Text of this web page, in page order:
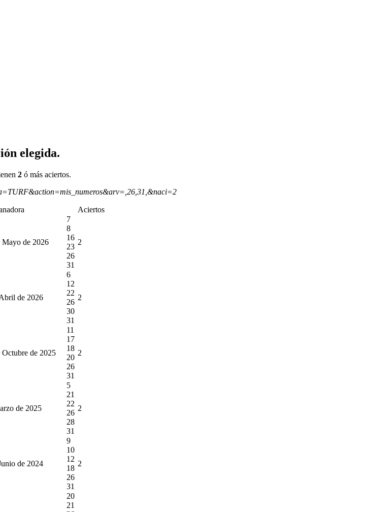
elegida.
2 ó más aciertos.
Aciertos
de 2026
7
8
16
23
26
31
2
de 2026
6
12
22
26
30
31
2
de 2025
11
17
18
20
26
31
2
de 2025
5
21
22
26
28
31
2
de 2024
9
10
12
18
26
31
2
20
21